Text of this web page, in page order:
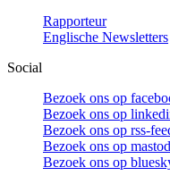
Rapporteur
Englische Newsletters
Social
Bezoek ons op
Bezoek ons op
Bezoek ons op rss-
Bezoek ons op
Bezoek ons op